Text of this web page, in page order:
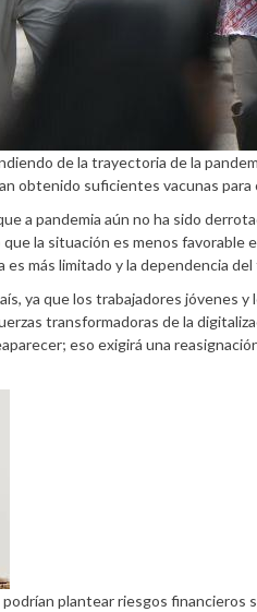
de la trayectoria de la
obtenido suficientes vacunas
a pandemia aún no ha sido
la situación es menos favorable
más limitado y la dependencia
ya que los trabajadores jóvenes
transformadoras de la
eso exigirá una
plantear riesgos financieros